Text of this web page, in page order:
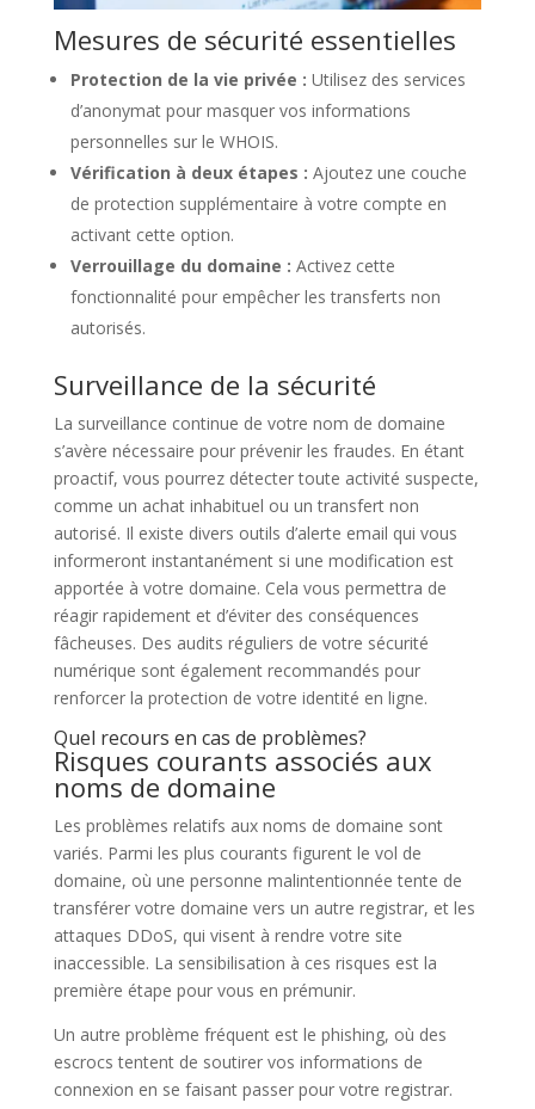
Mesures de sécurité essentielles
Protection de la vie privée : Utilisez des services
d’anonymat pour masquer vos informations
personnelles sur le WHOIS.
Vérification à deux étapes : Ajoutez une couche
de protection supplémentaire à votre compte en
activant cette option.
Verrouillage du domaine : Activez cette
fonctionnalité pour empêcher les transferts non
autorisés.
Surveillance de la sécurité
La surveillance continue de votre nom de domaine
s’avère nécessaire pour prévenir les fraudes. En étant
proactif, vous pourrez détecter toute activité suspecte,
comme un achat inhabituel ou un transfert non
autorisé. Il existe divers outils d’alerte email qui vous
informeront instantanément si une modification est
apportée à votre domaine. Cela vous permettra de
réagir rapidement et d’éviter des conséquences
fâcheuses. Des audits réguliers de votre sécurité
numérique sont également recommandés pour
renforcer la protection de votre identité en ligne.
Quel recours en cas de problèmes?
Risques courants associés aux
noms de domaine
Les problèmes relatifs aux noms de domaine sont
variés. Parmi les plus courants figurent le vol de
domaine, où une personne malintentionnée tente de
transférer votre domaine vers un autre registrar, et les
attaques DDoS, qui visent à rendre votre site
inaccessible. La sensibilisation à ces risques est la
première étape pour vous en prémunir.
Un autre problème fréquent est le phishing, où des
escrocs tentent de soutirer vos informations de
connexion en se faisant passer pour votre registrar.